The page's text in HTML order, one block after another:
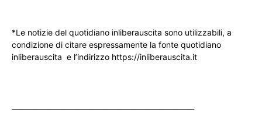
*Le notizie del quotidiano inliberauscita sono utilizzabili, a
condizione di citare espressamente la fonte quotidiano
inliberauscita e l’indirizzo https://inliberauscita.it